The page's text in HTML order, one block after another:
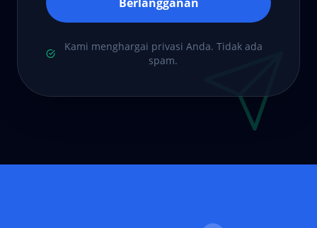
Kami menghargai privasi Anda. Tidak ada
spam.